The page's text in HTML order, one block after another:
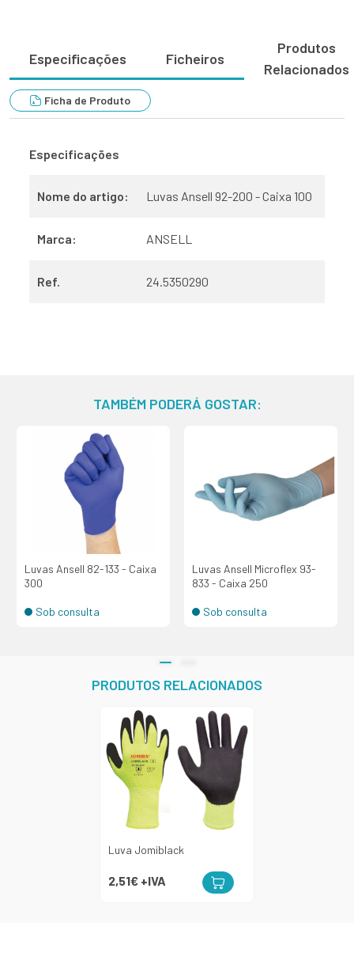
Especificações Ficheiros
Produtos
Relacionados
Ficha de Produto
Especificações
Nome do artigo: Luvas Ansell 92-200 - Caixa 100
Marca: ANSELL
Ref. 24.5350290
TAMBÉM PODERÁ GOSTAR:
Luvas Ansell 82-133 - Caixa
300
Sob consulta
Luvas Ansell Microflex 93-
833 - Caixa 250
Sob consulta
PRODUTOS RELACIONADOS
Luva Jomiblack
2,51€ +IVA